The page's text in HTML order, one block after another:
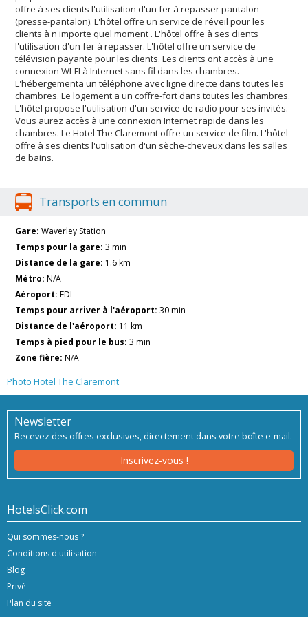
offre à ses clients l'utilisation d'un fer à repasser pantalon
(presse-pantalon). L'hôtel offre un service de réveil pour les
clients à n'importe quel moment . L'hôtel offre à ses clients
l'utilisation d'un fer à repasser. L'hôtel offre un service de
télévision payante pour les clients. Les clients ont accès à une
connexion WI-FI à Internet sans fil dans les chambres.
L'hébergementa un téléphone avec ligne directe dans toutes les
chambres. Le logement a un coffre-fort dans toutes les chambres.
L'hôtel propose l'utilisation d'un service de radio pour ses invités.
Vous aurez accès à une connexion Internet rapide dans les
chambres. Le Hotel The Claremont offre un service de film. L'hôtel
offre à ses clients l'utilisation d'un sèche-cheveux dans les salles
de bains.
Transports en commun
Gare: Waverley Station
Temps pour la gare: 3 min
Distance de la gare: 1.6 km
Métro: N/A
Aéroport: EDI
Temps pour arriver à l'aéroport: 30 min
Distance de l'aéroport: 11 km
Temps à pied pour le bus: 3 min
Zone fière: N/A
Photo Hotel The Claremont
Newsletter
Recevez des offres exclusives, directement dans votre boîte e-mail.
Inscrivez-vous !
HotelsClick.com
Qui sommes-nous ?
Conditions d'utilisation
Blog
Privé
Plan du site